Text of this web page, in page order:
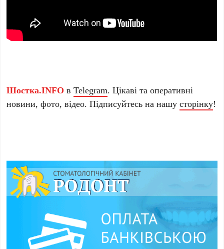
Шостка.INFO вTelegram. Цікаві та оперативні
новини, фото, відео. Підписуйтесь на нашусторінку!